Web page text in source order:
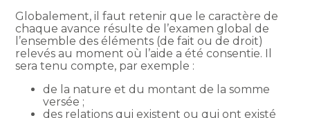
Globalement, il faut retenir que le caractère de
chaque avance résulte de l’examen global de
l’ensemble des éléments (de fait ou de droit)
relevés au moment où l’aide a été consentie. Il
sera tenu compte, par exemple :
de la nature et du montant de la somme
versée ;
des relations qui existent ou qui ont existé